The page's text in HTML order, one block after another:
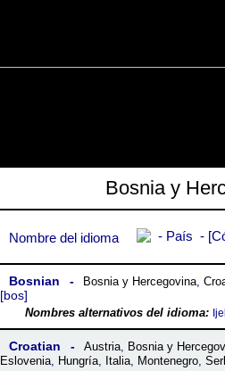
Bosnia y
Nombre del idioma País
Bosnian Bosnia y Hercegovina,
bos
Croatian Austria, Bosnia y
Eslovenia, Hungría, Italia, Montenegro,